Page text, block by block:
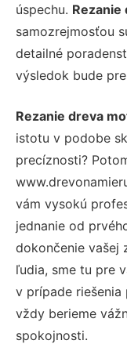
úspechu.
samozrejmosťou
detailné
výsledok bude
Rezanie dreva
istotu v podobe
precíznosti?
vám vysokú
jednanie od
dokončenie vašej
ľudia, sme tu pre
v prípade
vždy berieme
spokojnosti.